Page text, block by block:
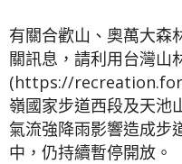
有關合歡山、奧萬大森
關訊息，請利用台灣山
(https://
嶺國家步道西段及天池
氣流強降雨影響造成步
中，仍持續暫停開放。